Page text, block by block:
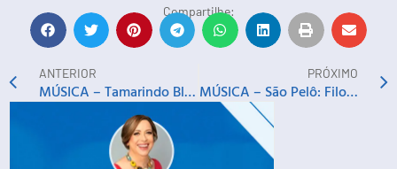
Compartilhe:
ANTERIOR
MÚSICA – Tamarindo Blues
PRÓXIMO
MÚSICA – São Pelô: Filomena Bagaceira e Forró do Tico